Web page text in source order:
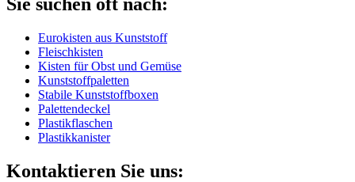
Eurokisten aus Kunststoff
Fleischkisten
Kisten für Obst und Gemüse
Kunststoffpaletten
Stabile Kunststoffboxen
Palettendeckel
Plastikflaschen
Plastikkanister
Kontaktieren Sie uns: